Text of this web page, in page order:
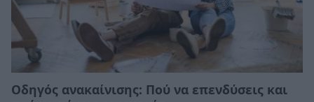
Οδηγός ανακαίνισης: Πού να επενδύσεις και